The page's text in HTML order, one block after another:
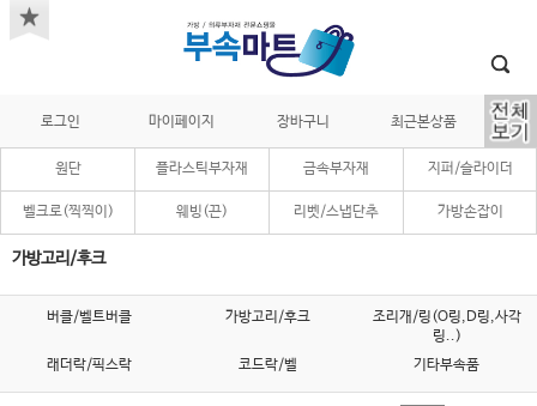
로그인 마이페이지 장바구니 최근본상품
원단 플라스틱부자재 금속부자재 지퍼/슬라이더
벨크로(찍찍이) 웨빙(끈) 리벳/스냅단추 가방손잡이
가방고리/후크
버클/벨트버클 가방고리/후크
조리개/링(O링,D링,사각
링..)
래더락/픽스락
코드락/벨 기타부속품